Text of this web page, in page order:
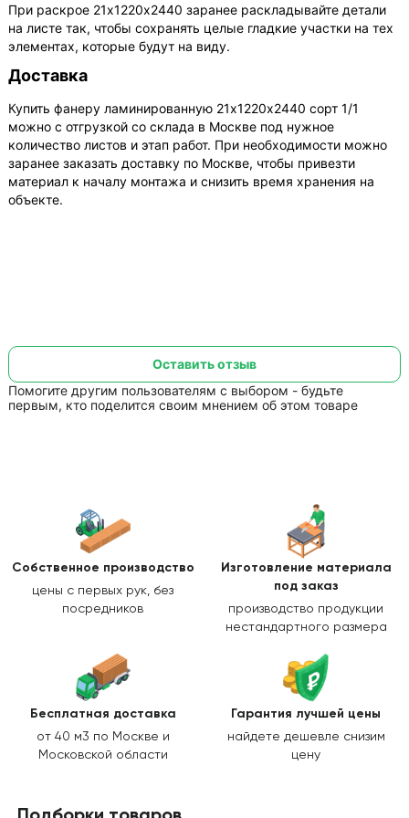
При раскрое 21х1220х2440 заранее раскладывайте детали
на листе так, чтобы сохранять целые гладкие участки на тех
элементах, которые будут на виду.
Доставка
Купить фанеру ламинированную 21х1220х2440 сорт 1/1
можно с отгрузкой со склада в Москве под нужное
количество листов и этап работ. При необходимости можно
заранее заказать доставку по Москве, чтобы привезти
материал к началу монтажа и снизить время хранения на
объекте.
Помогите другим пользователям с выбором - будьте
первым, кто поделится своим мнением об этом товаре
Оставить отзыв
Собственное производство
цены с первых рук, без
посредников
Изготовление материала
под заказ
производство продукции
нестандартного размера
Бесплатная доставка
от 40 м3 по Москве и
Московской области
Гарантия лучшей цены
найдете дешевле снизим
цену